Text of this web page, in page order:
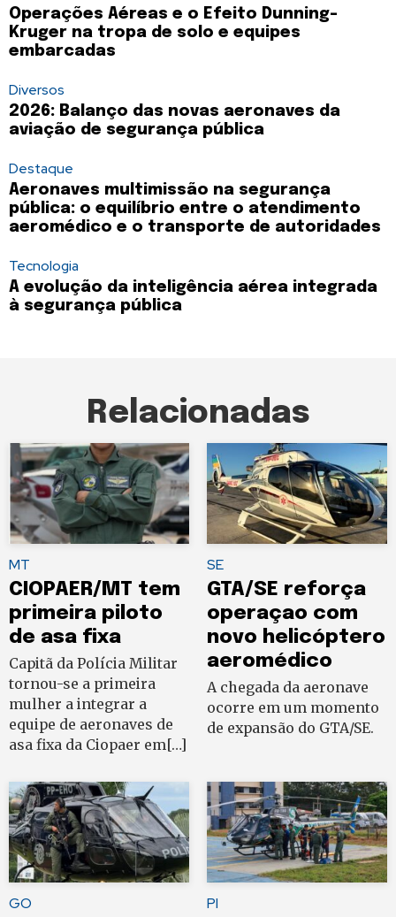
Operações Aéreas e o Efeito Dunning-
Kruger na tropa de solo e equipes
embarcadas
Diversos
2026: Balanço das novas aeronaves da
aviação de segurança pública
Destaque
Aeronaves multimissão na segurança
pública: o equilíbrio entre o atendimento
aeromédico e o transporte de autoridades
Tecnologia
A evolução da inteligência aérea integrada
à segurança pública
Relacionadas
MT
CIOPAER/MT tem
primeira piloto
de asa fixa
Capitã da Polícia Militar
tornou-se a primeira
mulher a integrar a
equipe de aeronaves de
asa fixa da Ciopaer em[…]
SE
GTA/SE reforça
operaçao com
novo helicóptero
aeromédico
A chegada da aeronave
ocorre em um momento
de expansão do GTA/SE.
GO PI